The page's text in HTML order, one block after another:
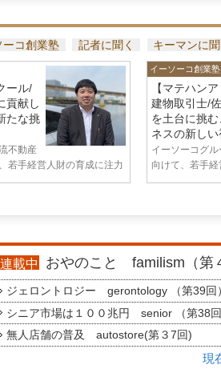
ーコ創業塾 記者に聞く キーマンに
ール/
貢献し
たな挑
不動産
若手経営人財の育成に注力
イーソーコ創業塾
【マテハン
建物取引士/
を土台に挑
ネスの新し
イーソーコグ
向けて、若手
連載中 おやのこと familism（第
ジェロントロジー gerontology （第39回
シニア市場は１００兆円 senior （第38
無人店舗の普及 autostore(第３7回)
現